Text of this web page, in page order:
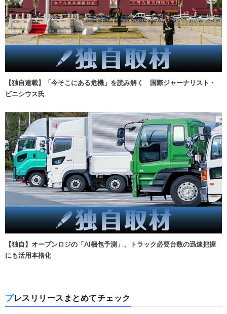
【独自連載】「今そこにある危機」を読み解く 国際ジャーナリスト・
ビニシウス氏
【独自】オープンロジの「AI梱包予測」、トラック必要台数の迅速把握
にも活用本格化
プレスリリースまとめてチェック